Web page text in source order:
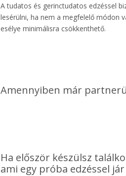
A tudatos és gerinctudatos edzéssel
lesérülni, ha nem a megfelelő módon
esélye minimálisra csökkenthető.
Amennyiben már
Ha először készülsz
ami egy próba edzéssel